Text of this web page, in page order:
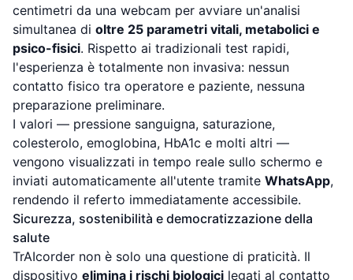
centimetri da una webcam per avviare un'analisi
simultanea di oltre 25 parametri vitali, metabolici e
psico-fisici. Rispetto ai tradizionali test rapidi,
l'esperienza è totalmente non invasiva: nessun
contatto fisico tra operatore e paziente, nessuna
preparazione preliminare.
I valori — pressione sanguigna, saturazione,
colesterolo, emoglobina, HbA1c e molti altri —
vengono visualizzati in tempo reale sullo schermo e
inviati automaticamente all'utente tramite WhatsApp,
rendendo il referto immediatamente accessibile.
Sicurezza, sostenibilità e democratizzazione della
salute
TrAIcorder non è solo una questione di praticità. Il
dispositivo elimina i rischi biologici legati al contatto